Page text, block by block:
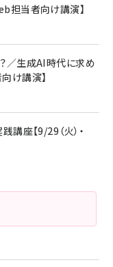
と見る
ブル 240W 結束バン
ン素材採用 iPhone
Pro MacBook
ナイトブラック)
350ml 缶 24本 ビー
! 黒ラベルビヤセラー
担当者向け講演】
／生成AI時代に求め
け講演】
座【9/29（火）・